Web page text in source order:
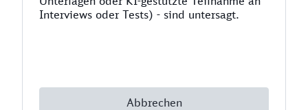
Interviews oder Tests) - sind untersagt.
Abbrechen